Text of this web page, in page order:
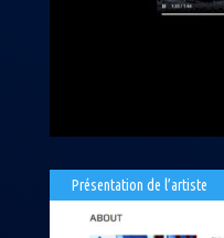
Présentation de l’artiste